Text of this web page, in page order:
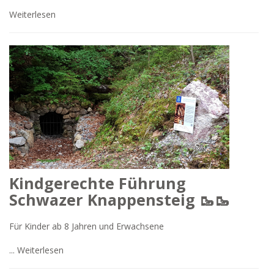
Weiterlesen
Kindgerechte Führung
Schwazer Knappensteig 🥾🥾
Für Kinder ab 8 Jahren und Erwachsene
... Weiterlesen